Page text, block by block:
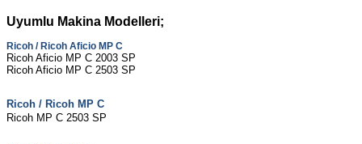
Uyumlu Makina Modelleri;
Ricoh / Ricoh Aficio MP C
Ricoh Aficio MP C 2003 SP
Ricoh Aficio MP C 2503 SP
Ricoh / Ricoh MP C
Ricoh MP C 2503 SP